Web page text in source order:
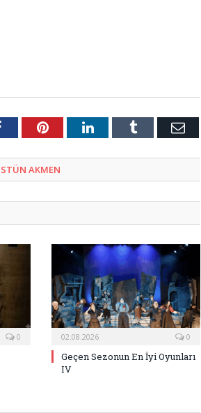
FacebookPinterestLinkedInTumblr E-
AKMEN
0 02.08.2026 0
Geçen Sezonun En İyi Oyunları
IV